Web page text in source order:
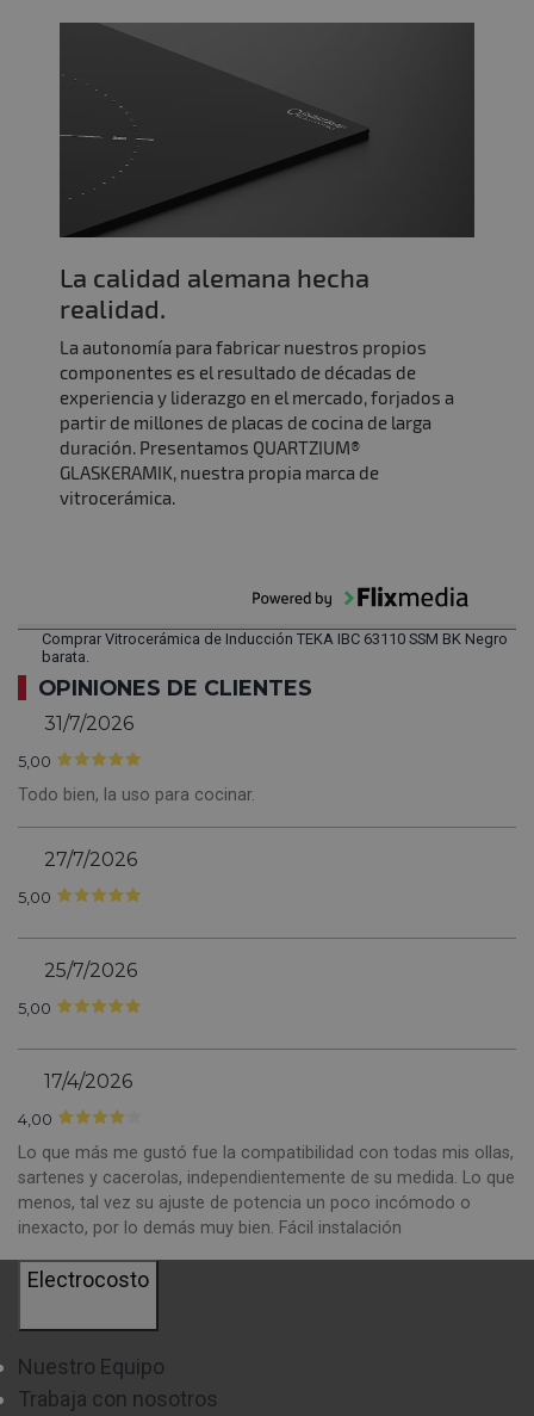
La calidad alemana hecha
realidad.
La autonomía para fabricar nuestros propios
componentes es el resultado de décadas de
experiencia y liderazgo en el mercado, forjados a
partir de millones de placas de cocina de larga
duración. Presentamos QUARTZIUM®
GLASKERAMIK, nuestra propia marca de
vitrocerámica.
Comprar Vitrocerámica de Inducción TEKA IBC 63110 SSM BK Negro
barata.
OPINIONES DE CLIENTES
31/7/2026
5,00
Todo bien, la uso para cocinar.
27/7/2026
5,00
25/7/2026
5,00
17/4/2026
4,00
Lo que más me gustó fue la compatibilidad con todas mis ollas,
sartenes y cacerolas, independientemente de su medida. Lo que
menos, tal vez su ajuste de potencia un poco incómodo o
inexacto, por lo demás muy bien. Fácil instalación
Electrocosto
Nuestro Equipo
Trabaja con nosotros